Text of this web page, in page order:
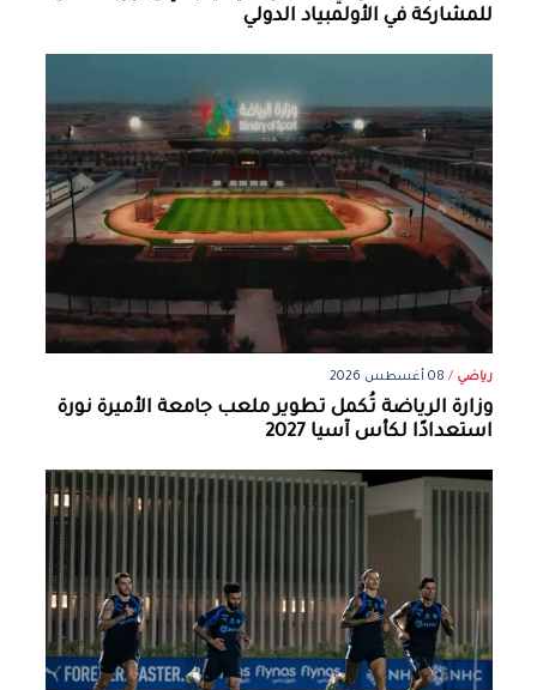
للمشاركة في الأولمبياد الدولي
رياضي / 08 أغسطس 2026
وزارة الرياضة تُكمل تطوير ملعب جامعة الأميرة نورة
استعدادًا لكأس آسيا 2027